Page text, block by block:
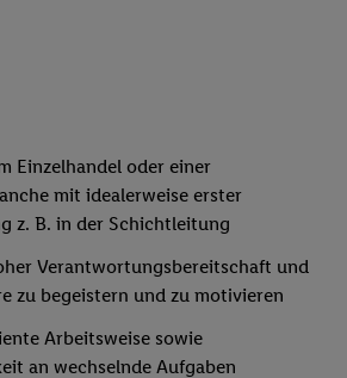
Einzelhandel oder einer
mit idealerweise erster
z. B. in der Schichtleitung
Verantwortungsbereitschaft und
zu begeistern und zu motivieren
Arbeitsweise sowie
an wechselnde Aufgaben